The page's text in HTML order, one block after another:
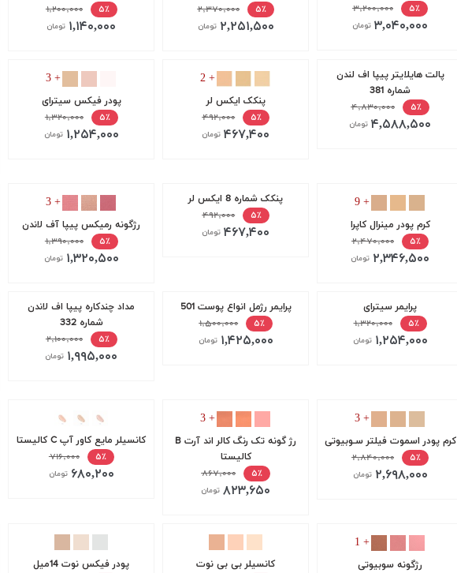
۵٪
۳,۲۰۰,۰۰۰
۳,۰۴۰,۰۰۰ تومان
۵٪
۲,۳۷۰,۰۰۰
۲,۲۵۱,۵۰۰ تومان
۵٪
۱,۲۰۰,۰۰۰
۱,۱۴۰,۰۰۰ تومان
پالت هایلایتر پیپا اف لندن
شماره 381
۵٪
۴,۸۳۰,۰۰۰
۴,۵۸۸,۵۰۰ تومان
+ 2
پنکک ایکس لر
۵٪
۴۹۲,۰۰۰
۴۶۷,۴۰۰ تومان
+ 3
پودر فیکس سیترای
۵٪
۱,۳۲۰,۰۰۰
۱,۲۵۴,۰۰۰ تومان
+ 9
کرم پودر مینرال کاپرا
۵٪
۲,۴۷۰,۰۰۰
۲,۳۴۶,۵۰۰ تومان
پنکک شماره 8 ایکس لر
۵٪
۴۹۲,۰۰۰
۴۶۷,۴۰۰ تومان
+ 3
رژگونه رمیکس پیپا آف لاندن
۵٪
۱,۳۹۰,۰۰۰
۱,۳۲۰,۵۰۰ تومان
پرایمر سیترای
۵٪
۱,۳۲۰,۰۰۰
۱,۲۵۴,۰۰۰ تومان
پرایمر رژمل انواع پوست 501
۵٪
۱,۵۰۰,۰۰۰
۱,۴۲۵,۰۰۰ تومان
مداد چندکاره پیپا اف لاندن
شماره 332
۵٪
۲,۱۰۰,۰۰۰
۱,۹۹۵,۰۰۰ تومان
+ 3
کرم پودر اسموت فیلتر سـوبیوتی
۵٪
۲,۸۴۰,۰۰۰
۲,۶۹۸,۰۰۰ تومان
+ 3
‫رژ گونه تک رنگ کالر اند آرت B
کالیستا
۵٪
۸۶۷,۰۰۰
۸۲۳,۶۵۰ تومان
‫کانسیلر مایع کاور آپ C کالیستا
۵٪
۷۱۶,۰۰۰
۶۸۰,۲۰۰ تومان
+ 1
رژگونه سوبیوتی
کانسیلر بی بی نوت
پودر فیکس نوت 14میل